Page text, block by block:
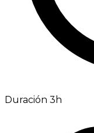
Duración 3h